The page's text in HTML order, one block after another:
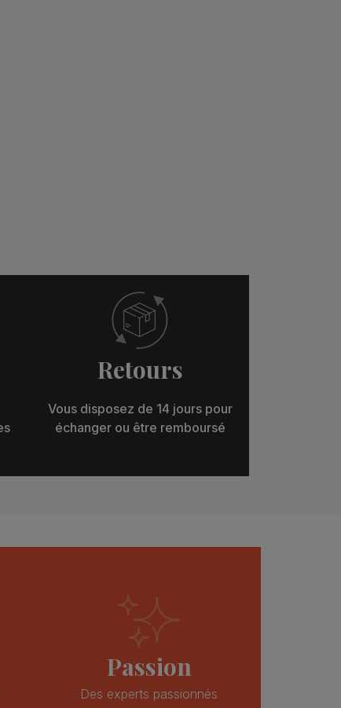
Retours
Vous disposez de 14 jours pour
échanger ou être remboursé
Passion
Des experts passionnés